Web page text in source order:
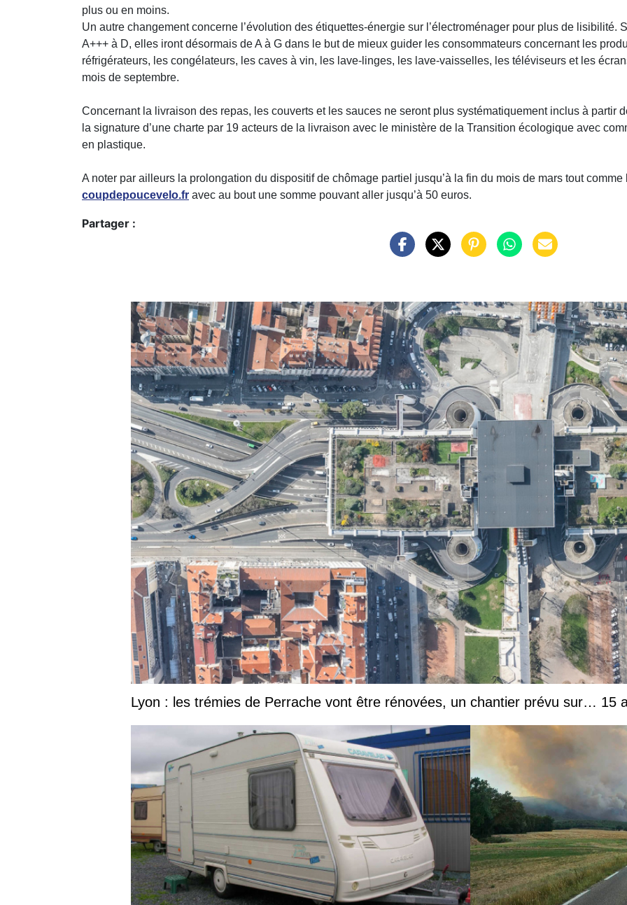
plus ou en moins.
Un autre changement concerne l’évolution des étiquettes-énergie sur l’électroménager pour plus de lisibilité.
A+++ à D, elles iront désormais de A à G dans le but de mieux guider les consommateurs concernant les
réfrigérateurs, les congélateurs, les caves à vin, les lave-linges, les lave-vaisselles, les téléviseurs et les
mois de septembre.
Concernant la livraison des repas, les couverts et les sauces ne seront plus systématiquement inclus à partir
la signature d’une charte par 19 acteurs de la livraison avec le ministère de la Transition écologique avec
en plastique.
A noter par ailleurs la prolongation du dispositif de chômage partiel jusqu’à la fin du mois de mars tout
coupdepoucevelo.fr avec au bout une somme pouvant aller jusqu’à 50 euros.
Partager :
Lyon : les trémies de Perrache vont être rénovées, un chantier prévu sur… 15